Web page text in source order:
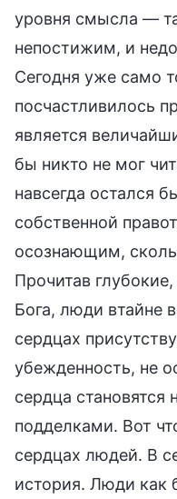
уровня смысла —
непостижим, и
Сегодня уже само
посчастливилось
является
бы никто не мог
навсегда остался
собственной
осознающим,
Прочитав
Бога, люди втайне
сердцах
убежденность, не
сердца
подделками. Вот
сердцах людей. В
история. Люди как